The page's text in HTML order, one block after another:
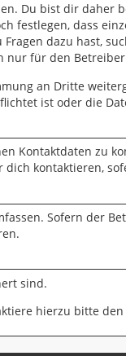
Du bist dir
festlegen, dass
dazu hast,
für den
an Dritte
ist oder die
Kontaktdaten zu
kontaktieren,
Sofern der
sind.
hierzu bitte